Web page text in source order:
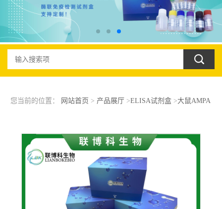
您当前的位置： 网站首页 > 产品展厅 >ELISA试剂盒>大鼠AMPA